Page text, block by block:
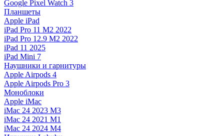
Google Pixel Watch 3
Планшеты
Apple iPad
iPad Pro 11 M2 2022
iPad Pro 12.9 M2 2022
iPad 11 2025
iPad Mini 7
Наушники и гарнитуры
Apple Airpods 4
Apple Airpods Pro 3
Моноблоки
Apple iMac
iMac 24 2023 M3
iMac 24 2021 M1
iMac 24 2024 M4